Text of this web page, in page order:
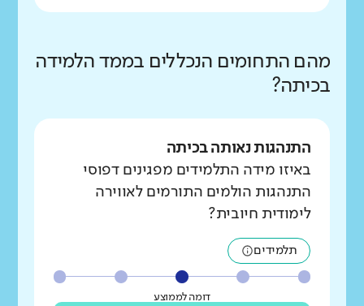
מהם התחומים הנכללים בממד הלמידה
בכיתה?
התנהגות נאותה בכיתה
באיזו מידה התלמידים מפגינים דפוסי
התנהגות הולמים התורמים לאווירה
לימודית חיובית?
תלמידים
דומה לממוצע